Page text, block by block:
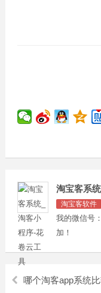
淘宝客系
淘宝客软件
我的微信号
加！
哪个淘客app系统比较好